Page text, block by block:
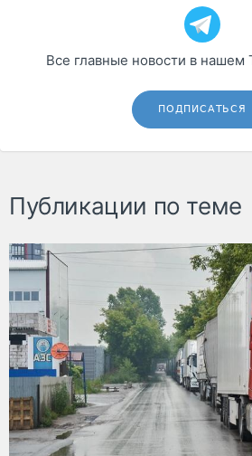
Все главные новости в нашем
ПОДПИСАТЬСЯ
Публикации по теме